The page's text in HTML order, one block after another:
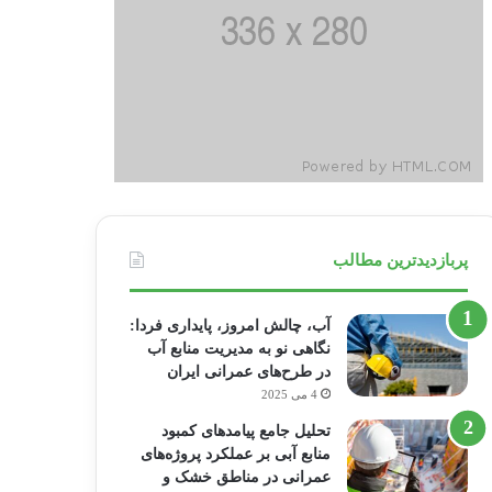
پربازدیدترین مطالب
آب، چالش امروز، پایداری فردا:
نگاهی نو به مدیریت منابع آب
در طرح‌های عمرانی ایران
4 می 2025
تحلیل جامع پیامدهای کمبود
منابع آبی بر عملکرد پروژه‌های
عمرانی در مناطق خشک و